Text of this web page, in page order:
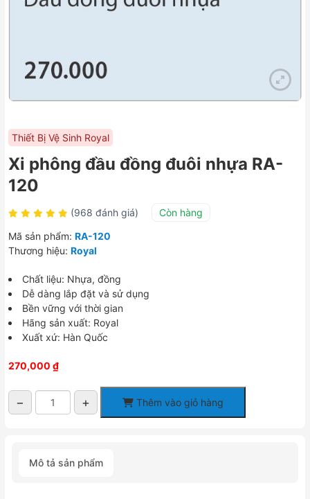
Thiết Bị Vệ Sinh Royal
Xi phông đầu đồng đuôi nhựa RA-
120
(968 đánh giá)
Còn hàng
Mã sản phẩm: RA-120
Thương hiệu: Royal
Chất liệu: Nhựa, đồng
Dễ dàng lắp đặt và sử dụng
Bền vững với thời gian
Hãng sản xuất: Royal
Xuất xứ: Hàn Quốc
270,000 ₫
− + Thêm vào giỏ hàng
Mô tả sản phẩm